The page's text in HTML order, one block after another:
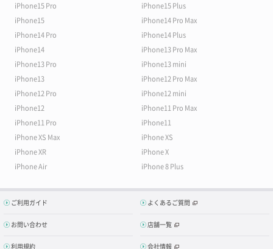
iPhone15 Pro
iPhone15 Plus
iPhone15
iPhone14 Pro Max
iPhone14 Pro
iPhone14 Plus
iPhone14
iPhone13 Pro Max
iPhone13 Pro
iPhone13 mini
iPhone13
iPhone12 Pro Max
iPhone12 Pro
iPhone12 mini
iPhone12
iPhone11 Pro Max
iPhone11 Pro
iPhone11
iPhone XS Max
iPhone XS
iPhone XR
iPhone X
iPhone Air
iPhone 8 Plus
ご利用ガイド よくあるご質問
お問い合わせ 店舗一覧
利用規約 会社情報